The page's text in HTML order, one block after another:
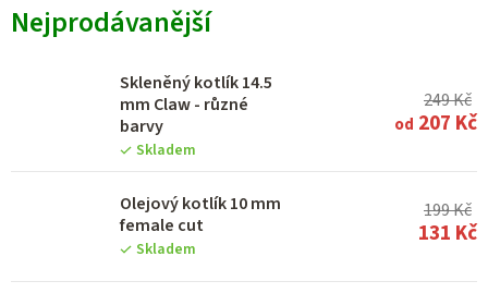
Nejprodávanější
Skleněný kotlík 14.5
mm Claw - různé
barvy
Skladem
249 Kč
od 207 Kč
Olejový kotlík 10 mm
female cut
Skladem
199 Kč
131 Kč
i
o
k